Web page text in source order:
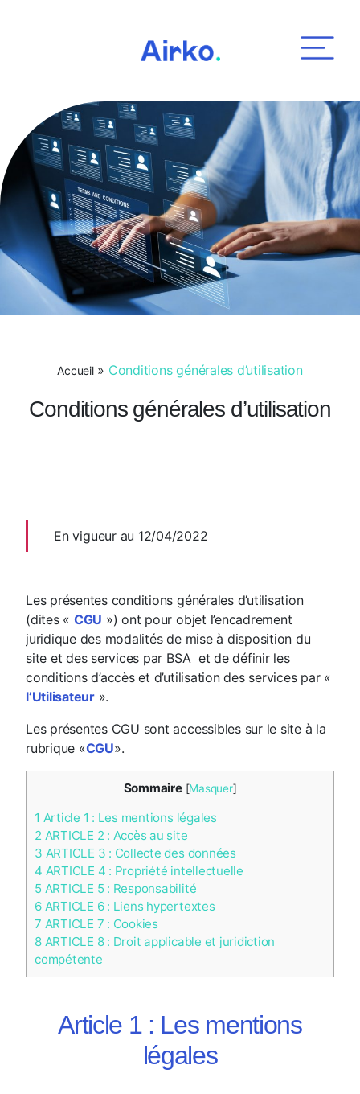
Accueil» Conditions générales d’utilisation
Conditions générales d’utilisation
En vigueur au 12/04/2022
Les présentes conditions générales d’utilisation
(dites « CGU ») ont pour objet l’encadrement
juridique des modalités de mise à disposition du
site et des services par BSA et de définir les
conditions d’accès et d’utilisation des services par «
l’Utilisateur».
Les présentes CGU sont accessibles sur le site à la
rubrique «CGU».
Sommaire [Masquer]
1 Article 1 : Les mentions légales
2 ARTICLE 2 : Accès au site
3 ARTICLE 3 : Collecte des données
4 ARTICLE 4 : Propriété intellectuelle
5ARTICLE 5 : Responsabilité
6ARTICLE 6 : Liens hypertextes
7 ARTICLE 7 : Cookies
8ARTICLE 8 : Droit applicable et juridiction
compétente
Article 1 : Les mentions
légales